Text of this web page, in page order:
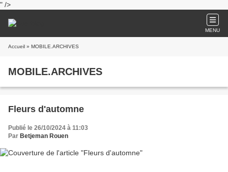
" />
MENU
Accueil » MOBILE.ARCHIVES
MOBILE.ARCHIVES
Fleurs d'automne
Publié le 26/10/2024 à 11:03
Par Betjeman Rouen